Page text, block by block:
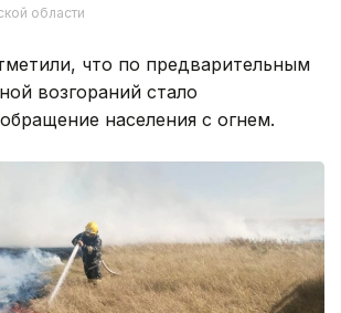
области
что по предварительным
возгораний стало
населения с огнем.